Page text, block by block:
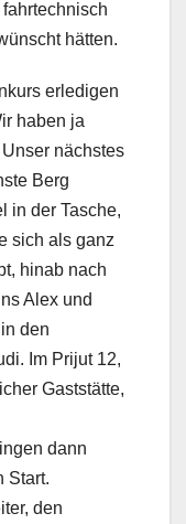
hätten.
erledigen
haben ja
nächstes
Berg
in der Tasche,
sich als ganz
hinab nach
Alex und
den
Im Prijut 12,
Gaststätte,
dann
Start.
den